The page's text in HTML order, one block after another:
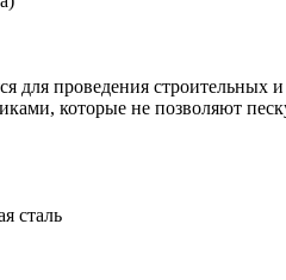
для проведения строительных
которые не позволяют
сталь